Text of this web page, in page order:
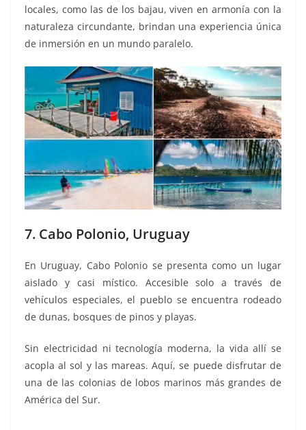
locales, como las de los bajau, viven en armonía con la
naturaleza circundante, brindan una experiencia única
de inmersión en un mundo paralelo.
7. Cabo Polonio, Uruguay
En Uruguay, Cabo Polonio se presenta como un lugar
aislado y casi místico. Accesible solo a través de
vehículos especiales, el pueblo se encuentra rodeado
de dunas, bosques de pinos y playas.
Sin electricidad ni tecnología moderna, la vida allí se
acopla al sol y las mareas. Aquí, se puede disfrutar de
una de las colonias de lobos marinos más grandes de
América del Sur.